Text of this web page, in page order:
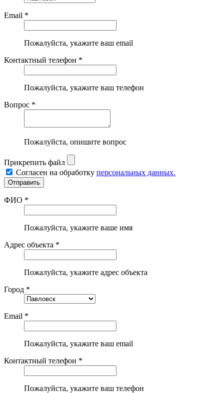
Email *
Пожалуйста, укажите ваш email
Контактный телефон *
Пожалуйста, укажите ваш телефон
Вопрос *
Пожалуйста, опишите вопрос
Прикрепить файл
Согласен на обработку персональных данных.
ФИО *
Пожалуйста, укажите ваше имя
Адрес объекта *
Пожалуйста, укажите адрес объекта
Город *
Email *
Пожалуйста, укажите ваш email
Контактный телефон *
Пожалуйста, укажите ваш телефон